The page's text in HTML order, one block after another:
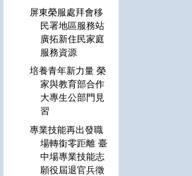
屏東榮服處拜會移
民署地區服務站
廣拓新住民家庭
服務資源
培養青年新力量 榮
家與教育部合作
大專生公部門見
習
專業技能再出發職
場轉銜零距離 臺
中場專業技能志
願役屆退官兵徵